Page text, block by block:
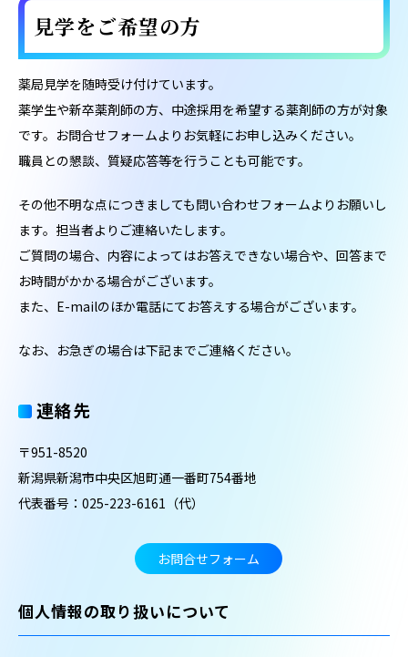
見学をご希望の方
薬局見学を随時受け付けています。
薬学生や新卒薬剤師の方、中途採用を希望する薬剤師の方が対象
です。お問合せフォームよりお気軽にお申し込みください。
職員との懇談、質疑応答等を行うことも可能です。
その他不明な点につきましても問い合わせフォームよりお願いし
ます。担当者よりご連絡いたします。
ご質問の場合、内容によってはお答えできない場合や、回答まで
お時間がかかる場合がございます。
また、E-mailのほか電話にてお答えする場合がございます。
なお、お急ぎの場合は下記までご連絡ください。
連絡先
〒951-8520
新潟県新潟市中央区旭町通一番町754番地
代表番号：025-223-6161（代）
お問合せフォーム
個人情報の取り扱いについて